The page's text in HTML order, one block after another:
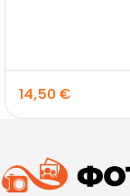
14,50 €